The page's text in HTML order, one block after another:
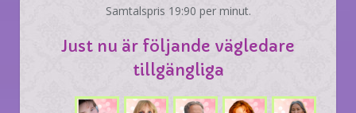
Samtalspris 19:90 per minut.
Just nu är följande vägledare
tillgängliga